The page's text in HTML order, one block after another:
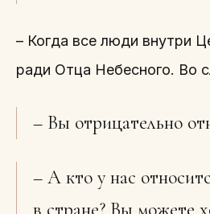
– Когда все люди внутри
ради Отца Небесного. Во
– Вы отрицательно
– А кто у нас